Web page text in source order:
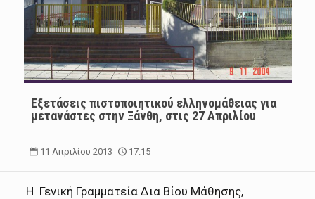
Εξετάσεις πιστοποιητικού ελληνομάθειας για
μετανάστες στην Ξάνθη, στις 27 Απριλίου
11 Απριλίου 2013 17:15
Η Γενική Γραμματεία Δια Βίου Μάθησης,